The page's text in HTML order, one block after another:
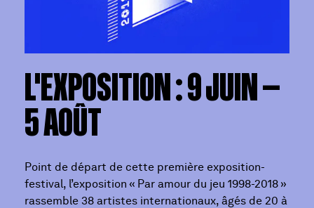
L'EXPOSITION : 9 JUIN —
5 AOÛT
Point de départ de cette première exposition-
festival, l’exposition « Par amour du jeu 1998-2018 »
rassemble 38 artistes internationaux, âgés de 20 à